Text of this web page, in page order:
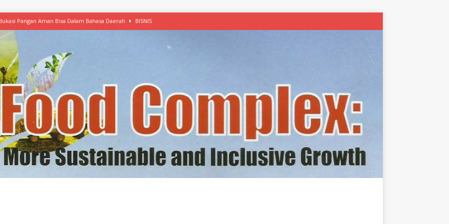
Pangan Aman Bisa Dalam Bahasa Daerah BISNIS
Mulai Ekspansi, IKEA dan MSC Dukung Seafood Berkelanjutan
Free Versi Healthy Choice, Tepung Talas Kimpul Pilihan Menu Sehat
Latih Olah Singkong, KKN Universitas Lampung Kenalkan Sosmocaf
Makanan dengan McCormick, Ciptakan Raksasa Rp1.100 Triliun